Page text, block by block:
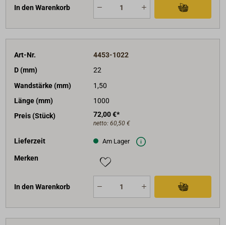
In den Warenkorb
Art-Nr.
4453-1022
D (mm)
22
Wandstärke (mm)
1,50
Länge (mm)
1000
Preis (Stück)
72,00 €*
netto: 60,50 €
Lieferzeit Am Lager
Merken
In den Warenkorb